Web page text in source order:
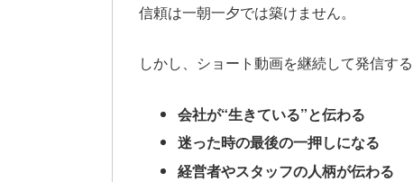
信頼は一朝一夕では築けません。
しかし、ショート動画を継続して発信する
会社が“生きている”と伝わる
迷った時の最後の一押しになる
経営者やスタッフの人柄が伝わる